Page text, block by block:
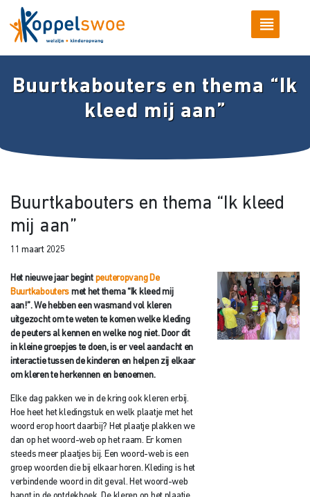
Buurtkabouters en thema “Ik
kleed mij aan”
Buurtkabouters en thema “Ik kleed
mij aan”
11 maart 2025
Het nieuwe jaar begint peuteropvang De
Buurtkabouters met het thema “Ik kleed mij
aan!”. We hebben een wasmand vol kleren
uitgezocht om te weten te komen welke kleding
de peuters al kennen en welke nog niet. Door dit
in kleine groepjes te doen, is er veel aandacht en
interactie tussen de kinderen en helpen zij elkaar
om kleren te herkennen en benoemen.
Elke dag pakken we in de kring ook kleren erbij.
Hoe heet het kledingstuk en welk plaatje met het
woord erop hoort daarbij? Het plaatje plakken we
dan op het woord-web op het raam. Er komen
steeds meer plaatjes bij. Een woord-web is een
groep woorden die bij elkaar horen. Kleding is het
verbindende woord in dit geval. Het woord-web